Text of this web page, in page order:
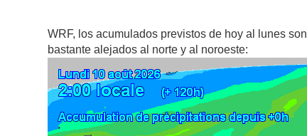
WRF, los acumulados previstos de hoy al lunes
bastante alejados al norte y al noroeste: